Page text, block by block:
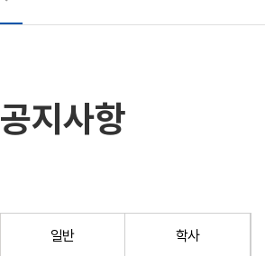
공지사항
일반 학사